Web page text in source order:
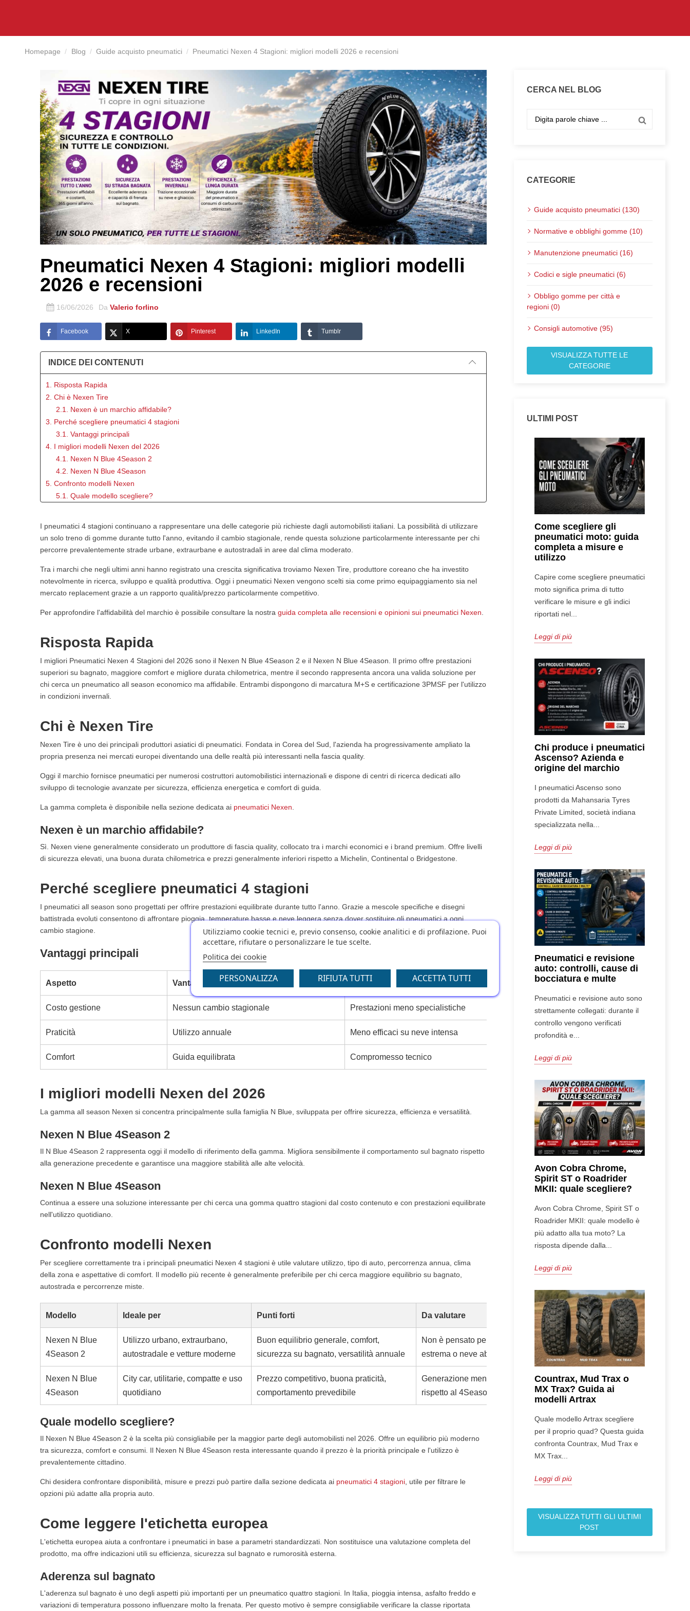
Homepage Blog Guide acquisto pneumatici Pneumatici Nexen 4 Stagioni: migliori modelli 2026 e recensioni
Pneumatici Nexen 4 Stagioni: migliori modelli
2026 e recensioni
16/06/2026 Da Valerio forlino
Facebook X Pinterest LinkedIn Tumblr
INDICE DEI CONTENUTI
1. Risposta Rapida
2. Chi è Nexen Tire
2.1. Nexen è un marchio affidabile?
3. Perché scegliere pneumatici 4 stagioni
3.1. Vantaggi principali
4. I migliori modelli Nexen del 2026
4.1. Nexen N Blue 4Season 2
4.2. Nexen N Blue 4Season
5. Confronto modelli Nexen
5.1. Quale modello scegliere?
6.2. Consumo carburante
7.1. Guida con pioggia
7.2. Uso invernale
8. Rapporto qualità prezzo Nexen
8.2. Quando scegliere un premium
9.1. Nexen o Hankook?
10.1. Cosa controllare prima dell'acquisto
11. Recensioni e opinioni utenti
11.1. Punti apprezzati
12.1. Scelta ideale per uso urbano
12.2. Scelta valida per autostrada
13. Pneumatici Nexen 4 Stagioni: il nostro giudizio
14.1. Come aumentare la durata
15. Le misure più richieste nel 2026
16. Nexen per utilizzo urbano
17.1. Quando preferire un pneumatico premium
19. Conviene scegliere pneumatici Nexen 4 stagioni?
20.2. Qual è il miglior pneumatico Nexen 4 stagioni del 2026?
20.3. Le gomme Nexen 4 stagioni vanno bene sulla neve?
20.4. Quanto durano i pneumatici Nexen 4 stagioni?
20.5. Nexen o Hankook: quale scegliere?
20.7. I pneumatici Nexen sono adatti ai SUV?
20.9. Conviene acquistare pneumatici Nexen 4 stagioni?
20.10. Dove trovare pneumatici Nexen 4 stagioni online?
I pneumatici 4 stagioni continuano a rappresentare una delle categorie più richieste dagli automobilisti italiani. La possibilità di utilizzare
un solo treno di gomme durante tutto l'anno, evitando il cambio stagionale, rende questa soluzione particolarmente interessante per chi
percorre prevalentemente strade urbane, extraurbane e autostradali in aree dal clima moderato.
Tra i marchi che negli ultimi anni hanno registrato una crescita significativa troviamo Nexen Tire, produttore coreano che ha investito
notevolmente in ricerca, sviluppo e qualità produttiva. Oggi i pneumatici Nexen vengono scelti sia come primo equipaggiamento sia nel
mercato replacement grazie a un rapporto qualità/prezzo particolarmente competitivo.
Per approfondire l'affidabilità del marchio è possibile consultare la nostraguida completa alle recensioni e opinioni sui pneumatici Nexen
Risposta Rapida
I migliori Pneumatici Nexen 4 Stagioni del 2026 sono il Nexen N Blue 4Season 2 e il Nexen N Blue 4Season. Il primo offre prestazioni
superiori su bagnato, maggiore comfort e migliore durata chilometrica, mentre il secondo rappresenta ancora una valida soluzione per
chi cerca un pneumatico all season economico ma affidabile. Entrambi dispongono di marcatura M+S e certificazione 3PMSF per l'utilizzo
in condizioni invernali.
Chi è Nexen Tire
Nexen Tire è uno dei principali produttori asiatici di pneumatici. Fondata in Corea del Sud, l'azienda ha progressivamente ampliato la
propria presenza nei mercati europei diventando una delle realtà più interessanti nella fascia quality.
Oggi il marchio fornisce pneumatici per numerosi costruttori automobilistici internazionali e dispone di centri di ricerca dedicati allo
sviluppo di tecnologie avanzate per sicurezza, efficienza energetica e comfort di guida.
La gamma completa è disponibile nella sezione dedicata ai pneumatici Nexen
Nexen è un marchio affidabile?
Sì. Nexen viene generalmente considerato un produttore di fascia quality, collocato tra i marchi economici e i brand premium. Offre livelli
di sicurezza elevati, una buona durata chilometrica e prezzi generalmente inferiori rispetto a Michelin, Continental o Bridgestone.
Perché scegliere pneumatici 4 stagioni
I pneumatici all season sono progettati per offrire prestazioni equilibrate durante tutto l'anno. Grazie a mescole specifiche e disegni
battistrada evoluti consentono di affrontare pioggia, temperature basse e neve leggera senza dover sostituire gli pneumatici a ogni
cambio stagione.
Vantaggi principali
Aspetto Vantaggi Svantaggi
Costo gestione Nessun cambio stagionale Prestazioni meno specialistiche
Praticità Utilizzo annuale Meno efficaci su neve intensa
Comfort Guida equilibrata Compromesso tecnico
I migliori modelli Nexen del 2026
La gamma all season Nexen si concentra principalmente sulla famiglia N Blue, sviluppata per offrire sicurezza, efficienza e versatilità.
Nexen N Blue 4Season 2
Il N Blue 4Season 2 rappresenta oggi il modello di riferimento della gamma. Migliora sensibilmente il comportamento sul bagnato rispetto
alla generazione precedente e garantisce una maggiore stabilità alle alte velocità.
Nexen N Blue 4Season
Continua a essere una soluzione interessante per chi cerca una gomma quattro stagioni dal costo contenuto e con prestazioni equilibrate
nell'utilizzo quotidiano.
Confronto modelli Nexen
Per scegliere correttamente tra i principali pneumatici Nexen 4 stagioni è utile valutare utilizzo, tipo di auto, percorrenza annua, clima
della zona e aspettative di comfort. Il modello più recente è generalmente preferibile per chi cerca maggiore equilibrio su bagnato,
autostrada e percorrenze miste.
Modello Ideale per Punti forti Da valutare
Nexen N Blue
4Season 2
Utilizzo urbano, extraurbano,
autostradale e vetture moderne
Buon equilibrio generale, comfort,
sicurezza su bagnato, versatilità annuale
Non è pensato per guida sportiva
estrema o neve abbondante
Nexen N Blue
4Season
City car, utilitarie, compatte e uso
quotidiano
Prezzo competitivo, buona praticità,
comportamento prevedibile
Generazione meno recente
rispetto al 4Season 2
Quale modello scegliere?
Il Nexen N Blue 4Season 2 è la scelta più consigliabile per la maggior parte degli automobilisti nel 2026. Offre un equilibrio più moderno
tra sicurezza, comfort e consumi. Il Nexen N Blue 4Season resta interessante quando il prezzo è la priorità principale e l'utilizzo è
prevalentemente cittadino.
Chi desidera confrontare disponibilità, misure e prezzi può partire dalla sezione dedicata ai pneumatici 4 stagioni , utile per filtrare le
opzioni più adatte alla propria auto.
Come leggere l'etichetta europea
L'etichetta europea aiuta a confrontare i pneumatici in base a parametri standardizzati. Non sostituisce una valutazione completa del
prodotto, ma offre indicazioni utili su efficienza, sicurezza sul bagnato e rumorosità esterna.
Aderenza sul bagnato
L'aderenza sul bagnato è uno degli aspetti più importanti per un pneumatico quattro stagioni. In Italia, pioggia intensa, asfalto freddo e
variazioni di temperatura possono influenzare molto la frenata. Per questo motivo è sempre consigliabile verificare la classe riportata
CERCA NEL BLOG
CATEGORIE
Guide acquisto pneumatici (130)
Normative e obblighi gomme (10)
Manutenzione pneumatici (16)
Codici e sigle pneumatici (6)
Obbligo gomme per città e
regioni (0)
Consigli automotive (95)
VISUALIZZA TUTTE LE
CATEGORIE
ULTIMI POST
Come scegliere gli
pneumatici moto: guida
completa a misure e
utilizzo
Capire come scegliere pneumatici
moto significa prima di tutto
verificare le misure e gli indici
riportati nel...
Leggi di più
Chi produce i pneumatici
Ascenso? Azienda e
origine del marchio
I pneumatici Ascenso sono
prodotti da Mahansaria Tyres
Private Limited, società indiana
specializzata nella...
Leggi di più
Pneumatici e revisione
auto: controlli, cause di
bocciatura e multe
Pneumatici e revisione auto sono
strettamente collegati: durante il
controllo vengono verificati
profondità e...
Leggi di più
Avon Cobra Chrome,
Spirit ST o Roadrider
MKII: quale scegliere?
Avon Cobra Chrome, Spirit ST o
Roadrider MKII: quale modello è
più adatto alla tua moto? La
risposta dipende dalla...
Leggi di più
Countrax, Mud Trax o
MX Trax? Guida ai
modelli Artrax
Quale modello Artrax scegliere
per il proprio quad? Questa guida
confronta Countrax, Mud Trax e
MX Trax...
Leggi di più
VISUALIZZA TUTTI GLI ULTIMI
POST
Utilizziamo cookie tecnici e, previo consenso, cookie analitici e di profilazione. Puoi
accettare, rifiutare o personalizzare le tue scelte.
Politica dei cookie
PERSONALIZZA RIFIUTA TUTTI ACCETTA TUTTI